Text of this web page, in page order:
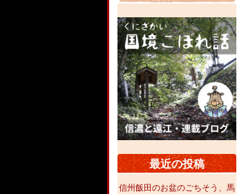
最近の投稿
信州飯田のお盆のごちそう、馬